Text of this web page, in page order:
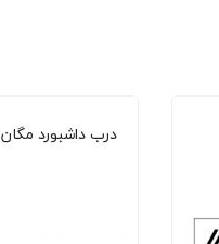
درب داشبورد مگان